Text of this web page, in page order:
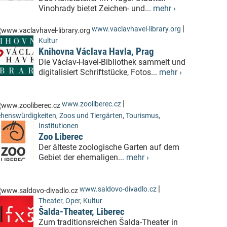
Vinohrady bietet Zeichen- und... mehr ›
www.vaclavhavel-library.org |
Kultur
Knihovna Václava Havla, Prag
Die Václav-Havel-Bibliothek sammelt und
digitalisiert Schriftstücke, Fotos... mehr ›
www.zooliberec.cz |
, Zoos und Tiergärten, Tourismus,
Institutionen
Zoo Liberec
Der älteste zoologische Garten auf dem
Gebiet der ehemaligen... mehr ›
www.saldovo-divadlo.cz |
Theater, Oper, Kultur
Šalda-Theater, Liberec
Zum traditionsreichen Šalda-Theater in